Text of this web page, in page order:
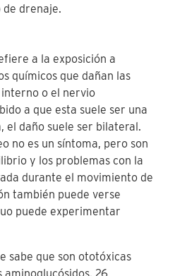
de drenaje.
a la exposición a
químicos que dañan las
o el nervio
a que esta suele ser una
el daño suele ser bilateral.
no es un síntoma, pero son
y los problemas con la
durante el movimiento de
también puede verse
puede experimentar
sabe que son ototóxicas